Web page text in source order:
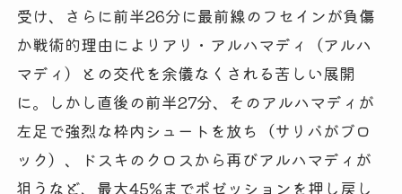
受け、さらに前半26分に最前線のフセインが負傷
か戦術的理由によりアリ・アルハマディ（アルハ
マディ）との交代を余儀なくされる苦しい展開
に。しかし直後の前半27分、そのアルハマディが
左足で強烈な枠内シュートを放ち（サリバがブロ
ック）、ドスキのクロスから再びアルハマディが
狙うなど、最大45%までポゼッションを押し戻し